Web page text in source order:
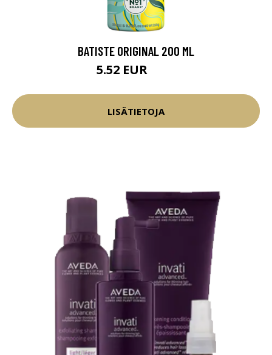
BATISTE ORIGINAL 200 ML
5.52 EUR
LISÄTIETOJA